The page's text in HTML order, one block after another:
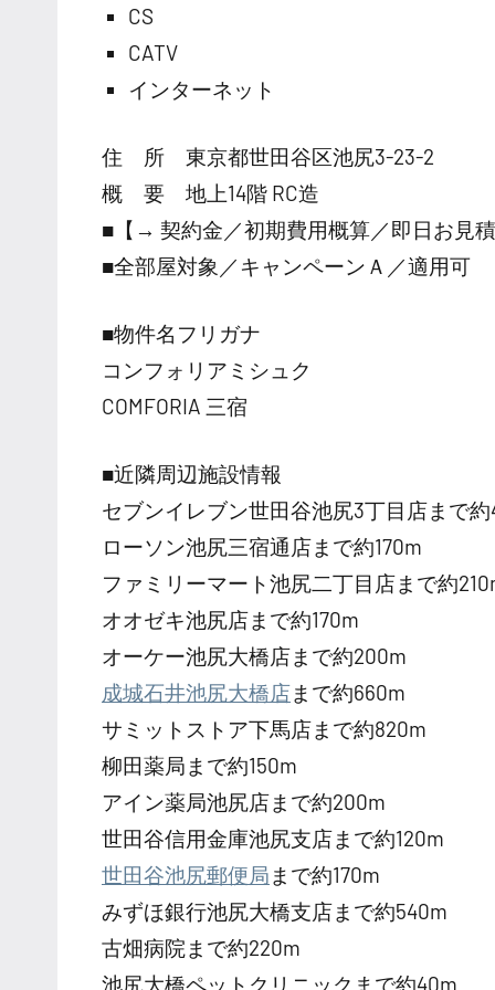
CS
CATV
インターネット
住 所 東京都世田谷区池尻3-23-2
概 要 地上14階 RC造
■【→ 契約金／初期費用概算／即日お見
■全部屋対象／キャンペーンＡ／適用可
■物件名フリガナ
コンフォリアミシュク
COMFORIA 三宿
■近隣周辺施設情報
セブンイレブン世田谷池尻3丁目店まで
ローソン池尻三宿通店まで約170m
ファミリーマート池尻二丁目店まで約
オオゼキ池尻店まで約170m
オーケー池尻大橋店まで約200m
成城石井池尻大橋店まで約660m
サミットストア下馬店まで約820m
柳田薬局まで約150m
アイン薬局池尻店まで約200m
世田谷信用金庫池尻支店まで約120m
世田谷池尻郵便局 まで約170m
みずほ銀行池尻大橋支店まで約540m
古畑病院まで約220m
池尻大橋ペットクリニックまで約40m